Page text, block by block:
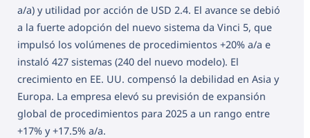
a/a) y utilidad por acción de USD 2.4. El avance se debió
a la fuerte adopción del nuevo sistema da Vinci 5, que
impulsó los volúmenes de procedimientos +20% a/a e
instaló 427 sistemas (240 del nuevo modelo). El
crecimiento en EE. UU. compensó la debilidad en Asia y
Europa. La empresa elevó su previsión de expansión
global de procedimientos para 2025 a un rango entre
+17% y +17.5% a/a.